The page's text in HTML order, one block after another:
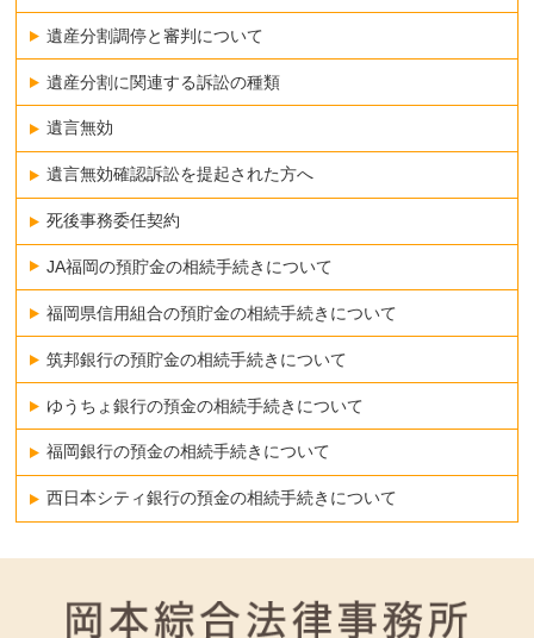
遺産分割調停と審判について
遺産分割に関連する訴訟の種類
遺言無効
遺言無効確認訴訟を提起された方へ
死後事務委任契約
JA福岡の預貯金の相続手続きについて
福岡県信用組合の預貯金の相続手続きについて
筑邦銀行の預貯金の相続手続きについて
ゆうちょ銀行の預金の相続手続きについて
福岡銀行の預金の相続手続きについて
西日本シティ銀行の預金の相続手続きについて